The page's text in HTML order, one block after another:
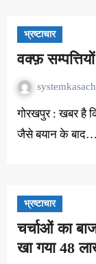
भ्रष्टाचार
वक्फ़
systemkasach
गोरखपुर : खबर है कि सीएम योगी की “एक एक इंच जमीन वापस लेंगे”
जैसे बयान के बाद…
भ्रष्टाचार
चर्चाओं का
खा गया 48